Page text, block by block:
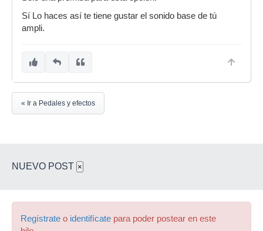
Sí Lo haces así te tiene gustar el sonido base de tú
ampli.
« Ir a Pedales y efectos
NUEVO POST ×
Regístrate o identifícate para poder postear en este